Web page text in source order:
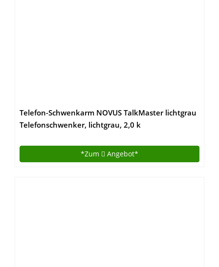
Telefon-Schwenkarm NOVUS TalkMaster lichtgrau
Telefonschwenker, lichtgrau, 2,0 k
*Zum Angebot*